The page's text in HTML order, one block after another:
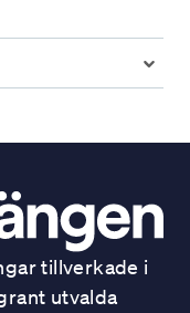
tillverkade i
utvalda